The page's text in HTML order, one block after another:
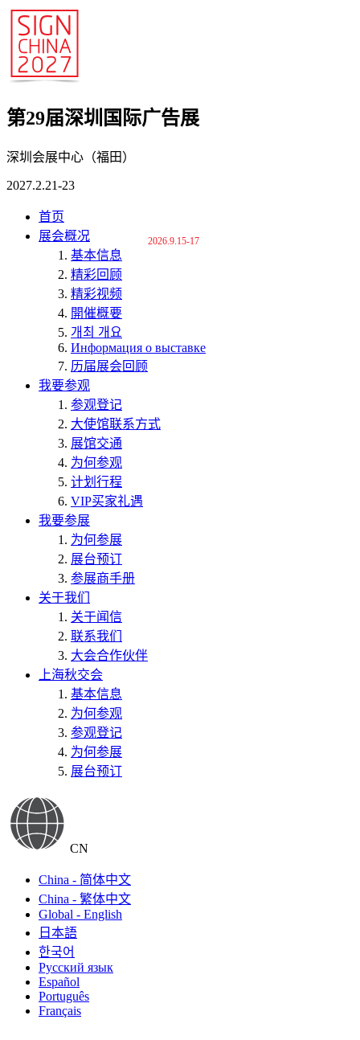
第29届深圳国际广告展
深圳会展中心（福田）
2027.2.21-23
首页
展会概况
基本信息
精彩回顾
精彩视频
開催概要
개최 개요
Информация о выставке
历届展会回顾
我要参观
参观登记
大使馆联系方式
展馆交通
为何参观
计划行程
VIP买家礼遇
我要参展
为何参展
展台预订
参展商手册
关于我们
关于闻信
联系我们
大会合作伙伴
上海秋交会
2026.9.15-17
基本信息
为何参观
参观登记
为何参展
展台预订
CN
China - 简体中文
China - 繁体中文
Global - English
日本語
한국어
Русский язык
Español
Português
Français